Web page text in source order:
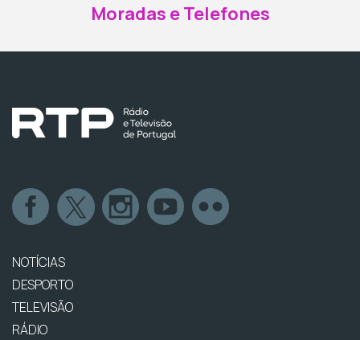
Moradas e Telefones
NOTÍCIAS
DESPORTO
TELEVISÃO
RÁDIO